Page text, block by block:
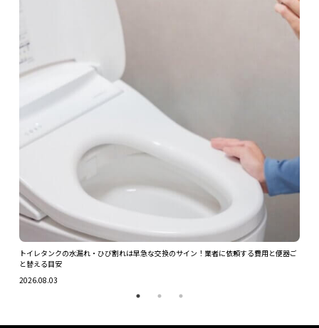
トイレタンクの水漏れ・ひび割れは早急な交換のサイン！業者に依頼する費用と便器ご
と替える目安
2026.08.03